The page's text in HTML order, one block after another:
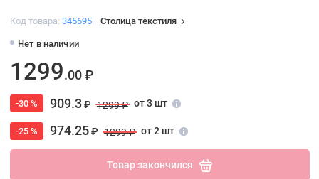
Код товара: 345695 Столица текстиля
Нет в наличии
1299.00 ₽
-30 % 909.3₽ 1299 ₽ от 3 шт
-25 % 974.25₽ 1299 ₽ от 2 шт
Товар закончился